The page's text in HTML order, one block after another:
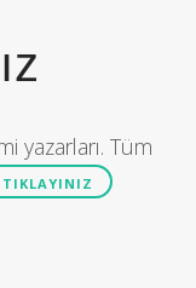
yazarları. Tüm
TIKLAYINIZ